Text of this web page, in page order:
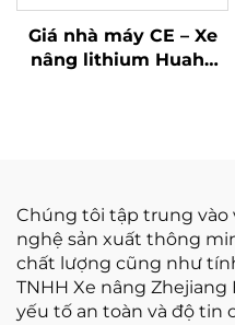
Giá nhà máy CE – Xe
nâng lithium Huahe
Chúng tôi tập trung vào
nghệ sản xuất thông
chất lượng cũng như
TNHH Xe nâng
yếu tố an toàn và độ tin